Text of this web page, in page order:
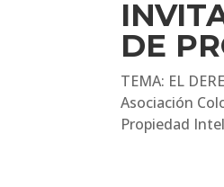
DE
TEMA: EL
Asociación
Propiedad